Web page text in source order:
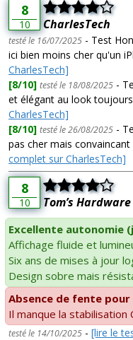
8
10 CharlesTech
testé le 16/07/2025 - Test
ici bien moins cher qu'un
CharlesTech]
[8/10] testé le 18/08/2025 -
et élégant au look
CharlesTech]
[8/10] testé le 26/08/2025 -
pas cher mais
complet sur CharlesTech]
8
10 Tom’s
Excellente autonomie
Affichage fluide et
Six ans de mises à jour
Design sobre mais
Absence de fente
Il manque la stabilisation
testé le 14/10/2025 - [lire le